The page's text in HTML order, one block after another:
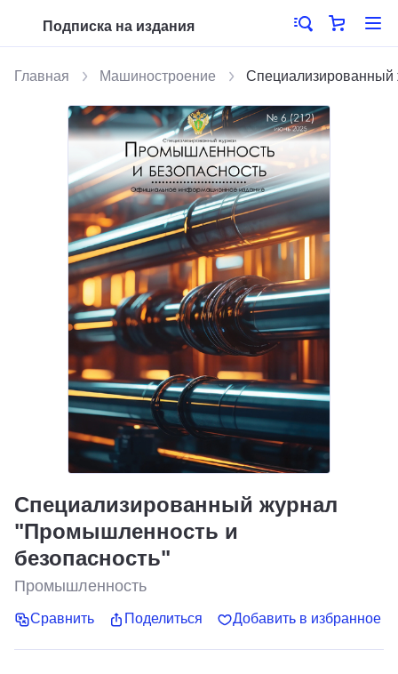
Подписка на издания
Главная Машиностроение Специализированный
Специализированный журнал
"Промышленность и
безопасность"
Промышленность
Сравнить Поделиться Добавить в избранное